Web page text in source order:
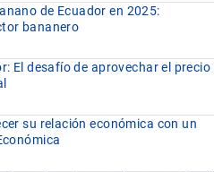
de Ecuador en 2025:
bananero
El desafío de aprovechar el precio
su relación económica con un